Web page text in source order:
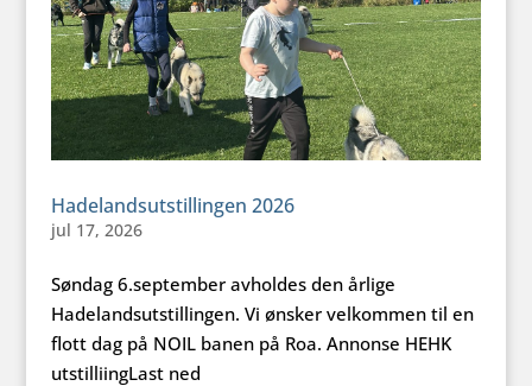
Hadelandsutstillingen 2026
jul 17, 2026
Søndag 6.september avholdes den årlige
Hadelandsutstillingen. Vi ønsker velkommen til en
flott dag på NOIL banen på Roa. Annonse HEHK
utstilliingLast ned